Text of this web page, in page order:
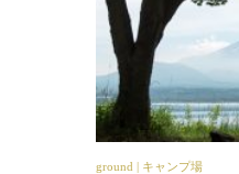
ground | キャンプ場